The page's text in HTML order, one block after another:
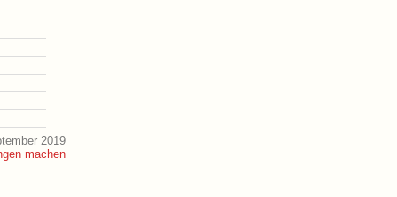
2019